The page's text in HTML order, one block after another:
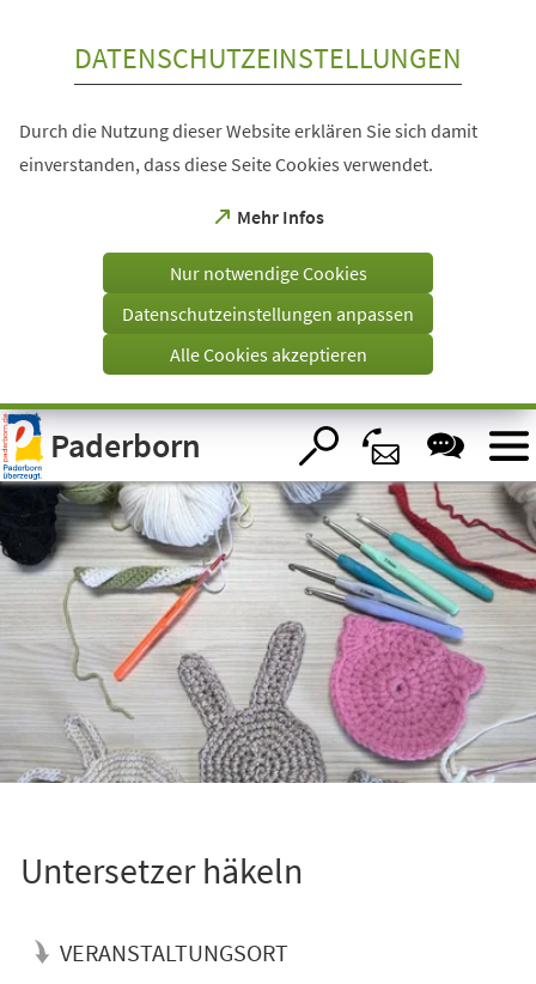
Visuelle
Assistenzsoftware
öffnen.
DATENSCHUTZEINSTELLUNGEN
Durch die Nutzung dieser Website erklären Sie sich damit
einverstanden, dass diese Seite Cookies verwendet.
Mehr Infos
(Öffnet
einem
Tab)
Nur notwendige Cookies
Datenschutzeinstellungen anpassen
Alle Cookies akzeptieren
Paderborn
Untersetzer häkeln
VERANSTALTUNGSORT